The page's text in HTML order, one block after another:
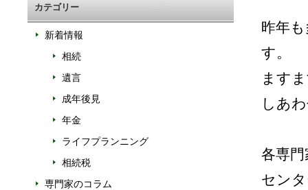
昨年
す。
ます
しあ
各専
セン
カテゴリー
新着情報
相続
遺言
成年後見
年金
ライフプランニング
相続税
専門家のコラム